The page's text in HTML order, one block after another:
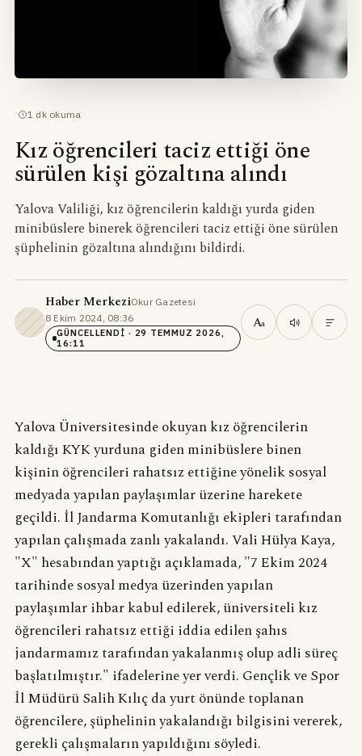
· 1 dk okuma
Kız öğrencileri taciz ettiği öne
sürülen kişi gözaltına alındı
Yalova Valiliği, kız öğrencilerin kaldığı yurda giden
minibüslere binerek öğrencileri taciz ettiği öne sürülen
şüphelinin gözaltına alındığını bildirdi.
Haber MerkeziOkur Gazetesi·
8 Ekim 2024, 08:36·
GÜNCELLENDI · 29 TEMMUZ 2026,
16:11
Aa
Yalova Üniversitesinde okuyan kız öğrencilerin
kaldığı KYK yurduna giden minibüslere binen
kişinin öğrencileri rahatsız ettiğine yönelik sosyal
medyada yapılan paylaşımlar üzerine harekete
geçildi. İl Jandarma Komutanlığı ekipleri tarafından
yapılan çalışmada zanlı yakalandı. Vali Hülya Kaya,
"X" hesabından yaptığı açıklamada, "7 Ekim 2024
tarihinde sosyal medya üzerinden yapılan
paylaşımlar ihbar kabul edilerek, üniversiteli kız
öğrencileri rahatsız ettiği iddia edilen şahıs
jandarmamız tarafından yakalanmış olup adli süreç
başlatılmıştır." ifadelerine yer verdi. Gençlik ve Spor
İl Müdürü Salih Kılıç da yurt önünde toplanan
öğrencilere, şüphelinin yakalandığı bilgisini vererek,
gerekli çalışmaların yapıldığını söyledi.